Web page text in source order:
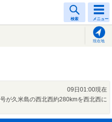
検索 メニュー
現在地
09日01:00現在
が久米島の西北西約280kmを西北西に